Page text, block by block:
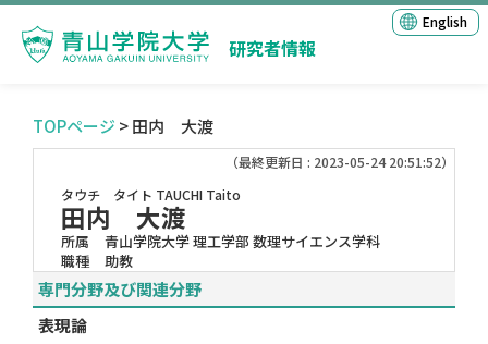
研究者情報
English
TOPページ > 田内 大渡
（最終更新日 : 2023-05-24 20:51:52）
タウチ タイト TAUCHI Taito
田内 大渡
所属
青山学院大学 理工学部 数理サイエンス学科
職種
助教
専門分野及び関連分野
表現論